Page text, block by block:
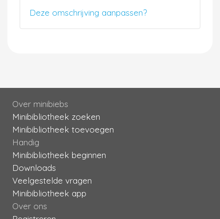
Deze omschrijving aanpassen?
Over minibiebs
Minibibliotheek zoeken
Minibibliotheek toevoegen
Handig
Minibibliotheek beginnen
Downloads
Veelgestelde vragen
Minibibliotheek app
Over ons